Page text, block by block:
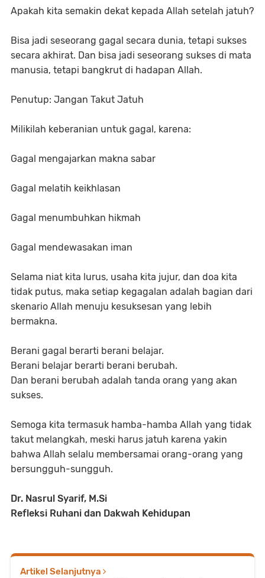
Apakah kita semakin dekat kepada Allah setelah jatuh?
Bisa jadi seseorang gagal secara dunia, tetapi sukses
secara akhirat. Dan bisa jadi seseorang sukses di mata
manusia, tetapi bangkrut di hadapan Allah.
Penutup: Jangan Takut Jatuh
Milikilah keberanian untuk gagal, karena:
Gagal mengajarkan makna sabar
Gagal melatih keikhlasan
Gagal menumbuhkan hikmah
Gagal mendewasakan iman
Selama niat kita lurus, usaha kita jujur, dan doa kita
tidak putus, maka setiap kegagalan adalah bagian dari
skenario Allah menuju kesuksesan yang lebih
bermakna.
Berani gagal berarti berani belajar.
Berani belajar berarti berani berubah.
Dan berani berubah adalah tanda orang yang akan
sukses.
Semoga kita termasuk hamba-hamba Allah yang tidak
takut melangkah, meski harus jatuh karena yakin
bahwa Allah selalu membersamai orang-orang yang
bersungguh-sungguh.
Dr. Nasrul Syarif, M.Si
Refleksi Ruhani dan Dakwah Kehidupan
Artikel Selanjutnya